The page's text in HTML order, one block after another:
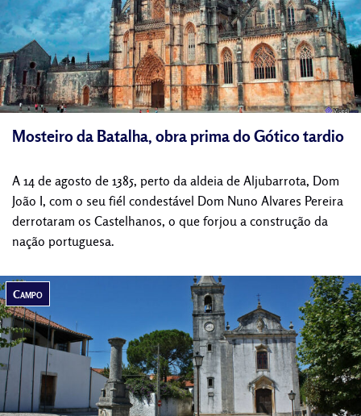
Mosteiro da Batalha, obra prima do Gótico tardio
A 14 de agosto de 1385, perto da aldeia de Aljubarrota, Dom
João I, com o seu fiél condestável Dom Nuno Alvares Pereira
derrotaram os Castelhanos, o que forjou a construção da
nação portuguesa.
Campo